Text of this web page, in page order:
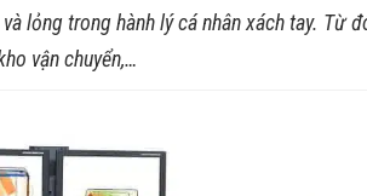
lỏng trong hành lý cá nhân xách tay. Từ
vận chuyển,…